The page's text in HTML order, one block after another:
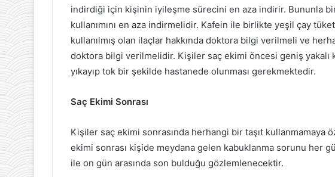
indirdiği için kişinin iyileşme sürecini en aza indirir. Bununla
kullanımını en aza indirmelidir. Kafein ile birlikte yeşil çay
kullanılmış olan ilaçlar hakkında doktora bilgi verilmeli ve
doktora bilgi verilmelidir. Kişiler saç ekimi öncesi geniş yakalı
yıkayıp tok bir şekilde hastanede olunması gerekmektedir.
Saç Ekimi Sonrası
Kişiler saç ekimi sonrasında herhangi bir taşıt kullanmamaya
ekimi sonrası kişide meydana gelen kabuklanma sorunu her
ile on gün arasında son bulduğu gözlemlenecektir.